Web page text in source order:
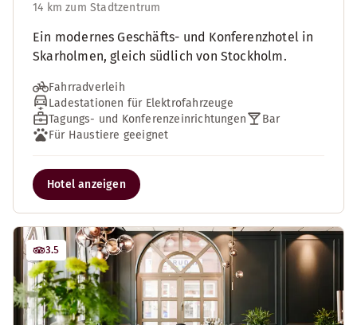
14 km zum Stadtzentrum
Ein modernes Geschäfts- und Konferenzhotel in
Skarholmen, gleich südlich von Stockholm.
Fahrradverleih
Ladestationen für Elektrofahrzeuge
Tagungs- und Konferenzeinrichtungen
Bar
Für Haustiere geeignet
Hotel anzeigen
3.5